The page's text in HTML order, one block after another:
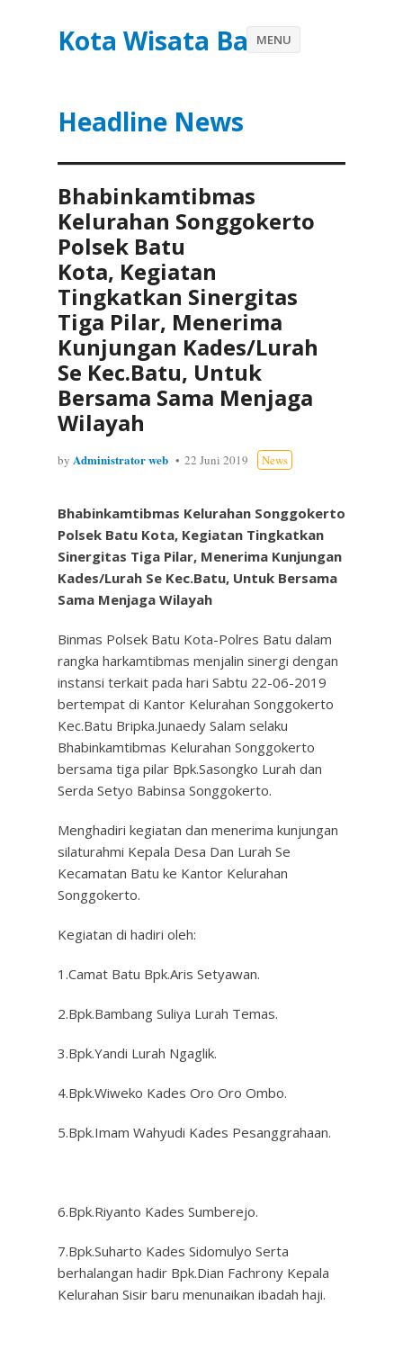
Kota Wisata Batu
Headline News
MENU
Bhabinkamtibmas
Kelurahan Songgokerto
Polsek Batu
Kota, Kegiatan
Tingkatkan Sinergitas
Tiga Pilar, Menerima
Kunjungan Kades/Lurah
Se Kec.Batu, Untuk
Bersama Sama Menjaga
Wilayah
by Administrator web 22 Juni 2019 News
Bhabinkamtibmas Kelurahan Songgokerto
Polsek Batu Kota, Kegiatan Tingkatkan
Sinergitas Tiga Pilar, Menerima Kunjungan
Kades/Lurah Se Kec.Batu, Untuk Bersama
Sama Menjaga Wilayah
Binmas Polsek Batu Kota-Polres Batu dalam
rangka harkamtibmas menjalin sinergi dengan
instansi terkait pada hari Sabtu 22-06-2019
bertempat di Kantor Kelurahan Songgokerto
Kec.Batu Bripka.Junaedy Salam selaku
Bhabinkamtibmas Kelurahan Songgokerto
bersama tiga pilar Bpk.Sasongko Lurah dan
Serda Setyo Babinsa Songgokerto.
Menghadiri kegiatan dan menerima kunjungan
silaturahmi Kepala Desa Dan Lurah Se
Kecamatan Batu ke Kantor Kelurahan
Songgokerto.
Kegiatan di hadiri oleh:
1.Camat Batu Bpk.Aris Setyawan.
2.Bpk.Bambang Suliya Lurah Temas.
3.Bpk.Yandi Lurah Ngaglik.
4.Bpk.Wiweko Kades Oro Oro Ombo.
5.Bpk.Imam Wahyudi Kades Pesanggrahaan.
6.Bpk.Riyanto Kades Sumberejo.
7.Bpk.Suharto Kades Sidomulyo Serta
berhalangan hadir Bpk.Dian Fachrony Kepala
Kelurahan Sisir baru menunaikan ibadah haji.